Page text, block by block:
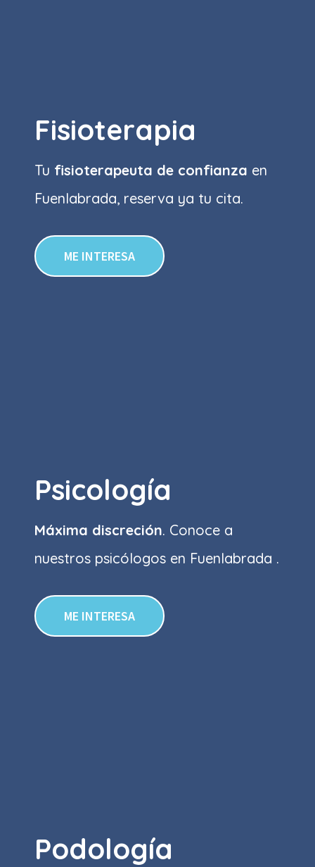
Fisioterapia
Tu fisioterapeuta de confianza en
Fuenlabrada, reserva ya tu cita.
ME INTERESA
Psicología
Máxima discreción. Conoce a
nuestros psicólogos en Fuenlabrada .
ME INTERESA
Podología